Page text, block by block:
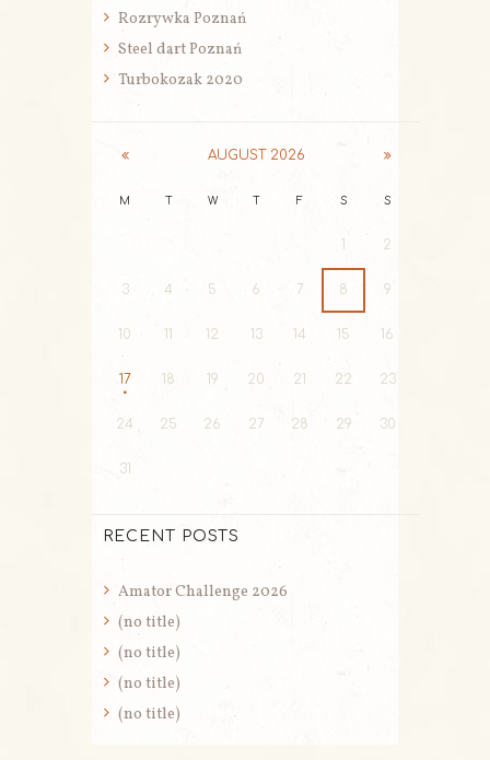
Rozrywka Poznań
Steel dart Poznań
Turbokozak 2020
AUGUST 2026
M T W T F S S
1 2
3 4 5 6 7 8 9
10 11 12 13 14 15 16
17 18 19 20 21 22 23
24 25 26 27 28 29 30
31
RECENT POSTS
Amator Challenge 2026
(no title)
(no title)
(no title)
(no title)